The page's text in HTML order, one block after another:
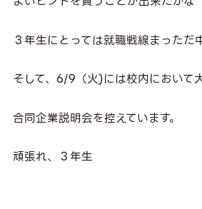
３年生にとっては就職戦線まっただ
そして、6/9（火)には校内において
合同企業説明会を控えています。
頑張れ、３年生